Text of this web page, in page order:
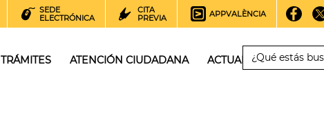
SEDE
ELECTRÓNICA
CITA
PREVIA
APPVALÈNCIA
TRÁMITES ATENCIÓN CIUDADANA ACTUALIDAD